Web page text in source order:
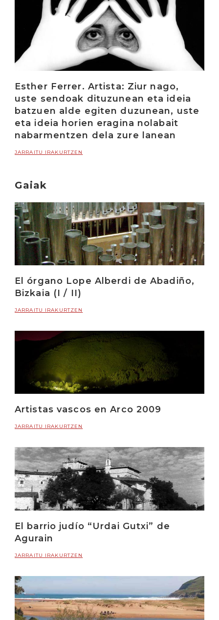
Esther Ferrer. Artista: Ziur nago,
uste sendoak dituzunean eta ideia
batzuen alde egiten duzunean, uste
eta ideia horien eragina nolabait
nabarmentzen dela zure lanean
JARRAITU IRAKURTZEN
Gaiak
El órgano Lope Alberdi de Abadiño,
Bizkaia (I / II)
JARRAITU IRAKURTZEN
Artistas vascos en Arco 2009
JARRAITU IRAKURTZEN
El barrio judío “Urdai Gutxi” de
Agurain
JARRAITU IRAKURTZEN